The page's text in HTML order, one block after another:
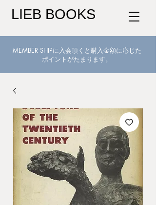
LIEB BOOKS
MEMBER SHIPに入会頂くと購入金額に応じた
ポイントがたまります。